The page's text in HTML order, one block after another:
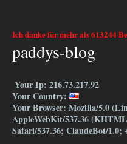
Ich danke für mehr als 613244
paddys-blog
Your Ip: 216.73.217.92
Your Country:
Your Browser: Mozilla/5.0
AppleWebKit/537.36
Safari/537.36; ClaudeBot/1.0;